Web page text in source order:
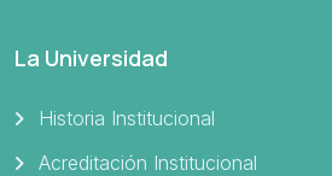
La Universidad
Historia Institucional
Acreditación Institucional